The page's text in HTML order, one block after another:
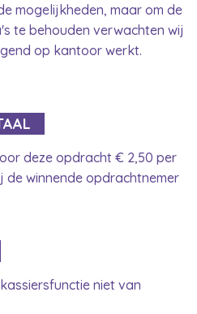
mogelijkheden, maar om de
te behouden verwachten wij
op kantoor werkt.
deze opdracht € 2,50 per
de winnende opdrachtnemer
niet van